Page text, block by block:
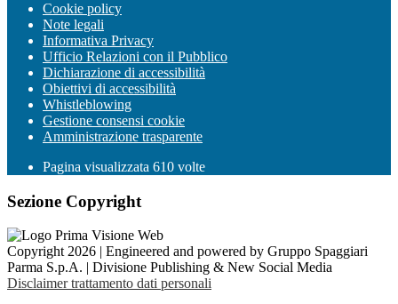
Cookie policy
Note legali
Informativa Privacy
Ufficio Relazioni con il Pubblico
Dichiarazione di accessibilità
Obiettivi di accessibilità
Whistleblowing
Gestione consensi cookie
Amministrazione trasparente
Pagina visualizzata 610 volte
Sezione Copyright
Copyright 2026 | Engineered and powered by Gruppo Spaggiari
Parma S.p.A. | Divisione Publishing & New Social Media
Disclaimer trattamento dati personali